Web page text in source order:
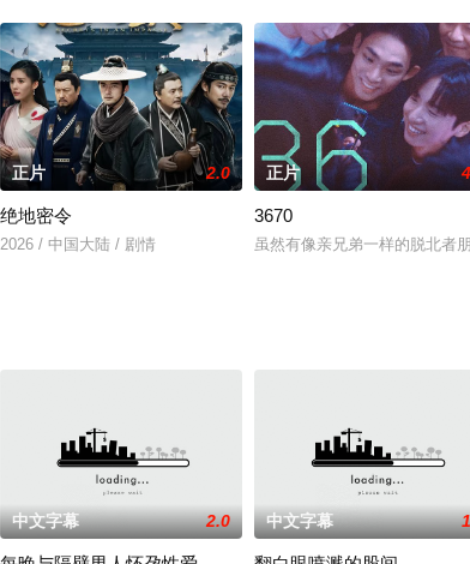
正片 2.0
绝地密令
2026 / 中国大陆 / 剧情
正片
3670
虽然有像亲兄弟一样的脱北者
中文字幕 2.0 中文字幕